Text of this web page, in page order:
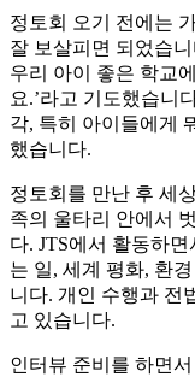
정토회 오기 전에는
잘 보살피면 되었습
우리 아이 좋은 학교
요.’라고 기도했습니
각, 특히 아이들에게
했습니다.
정토회를 만난 후 세
족의 울타리 안에서
다. JTS에서 활동하
는 일, 세계 평화, 환
니다. 개인 수행과 전
고 있습니다.
인터뷰 준비를 하면